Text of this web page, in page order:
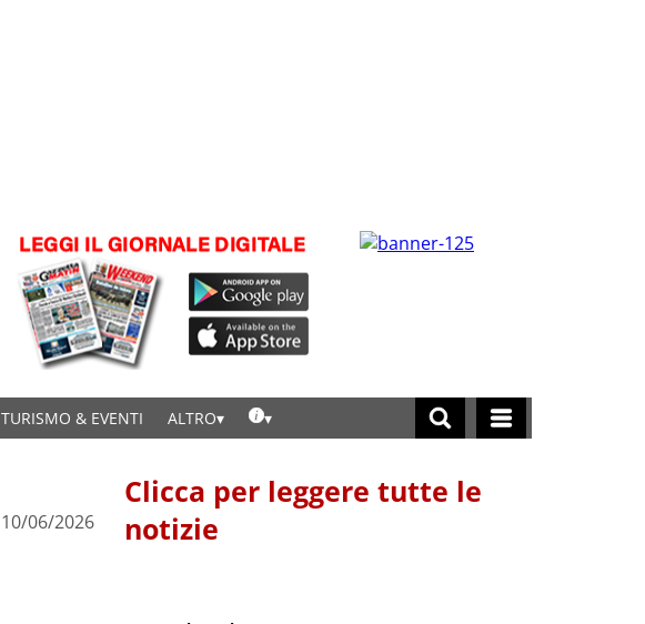
TURISMO & EVENTI ALTRO
10/06/2026
Clicca per leggere tutte le
notizie